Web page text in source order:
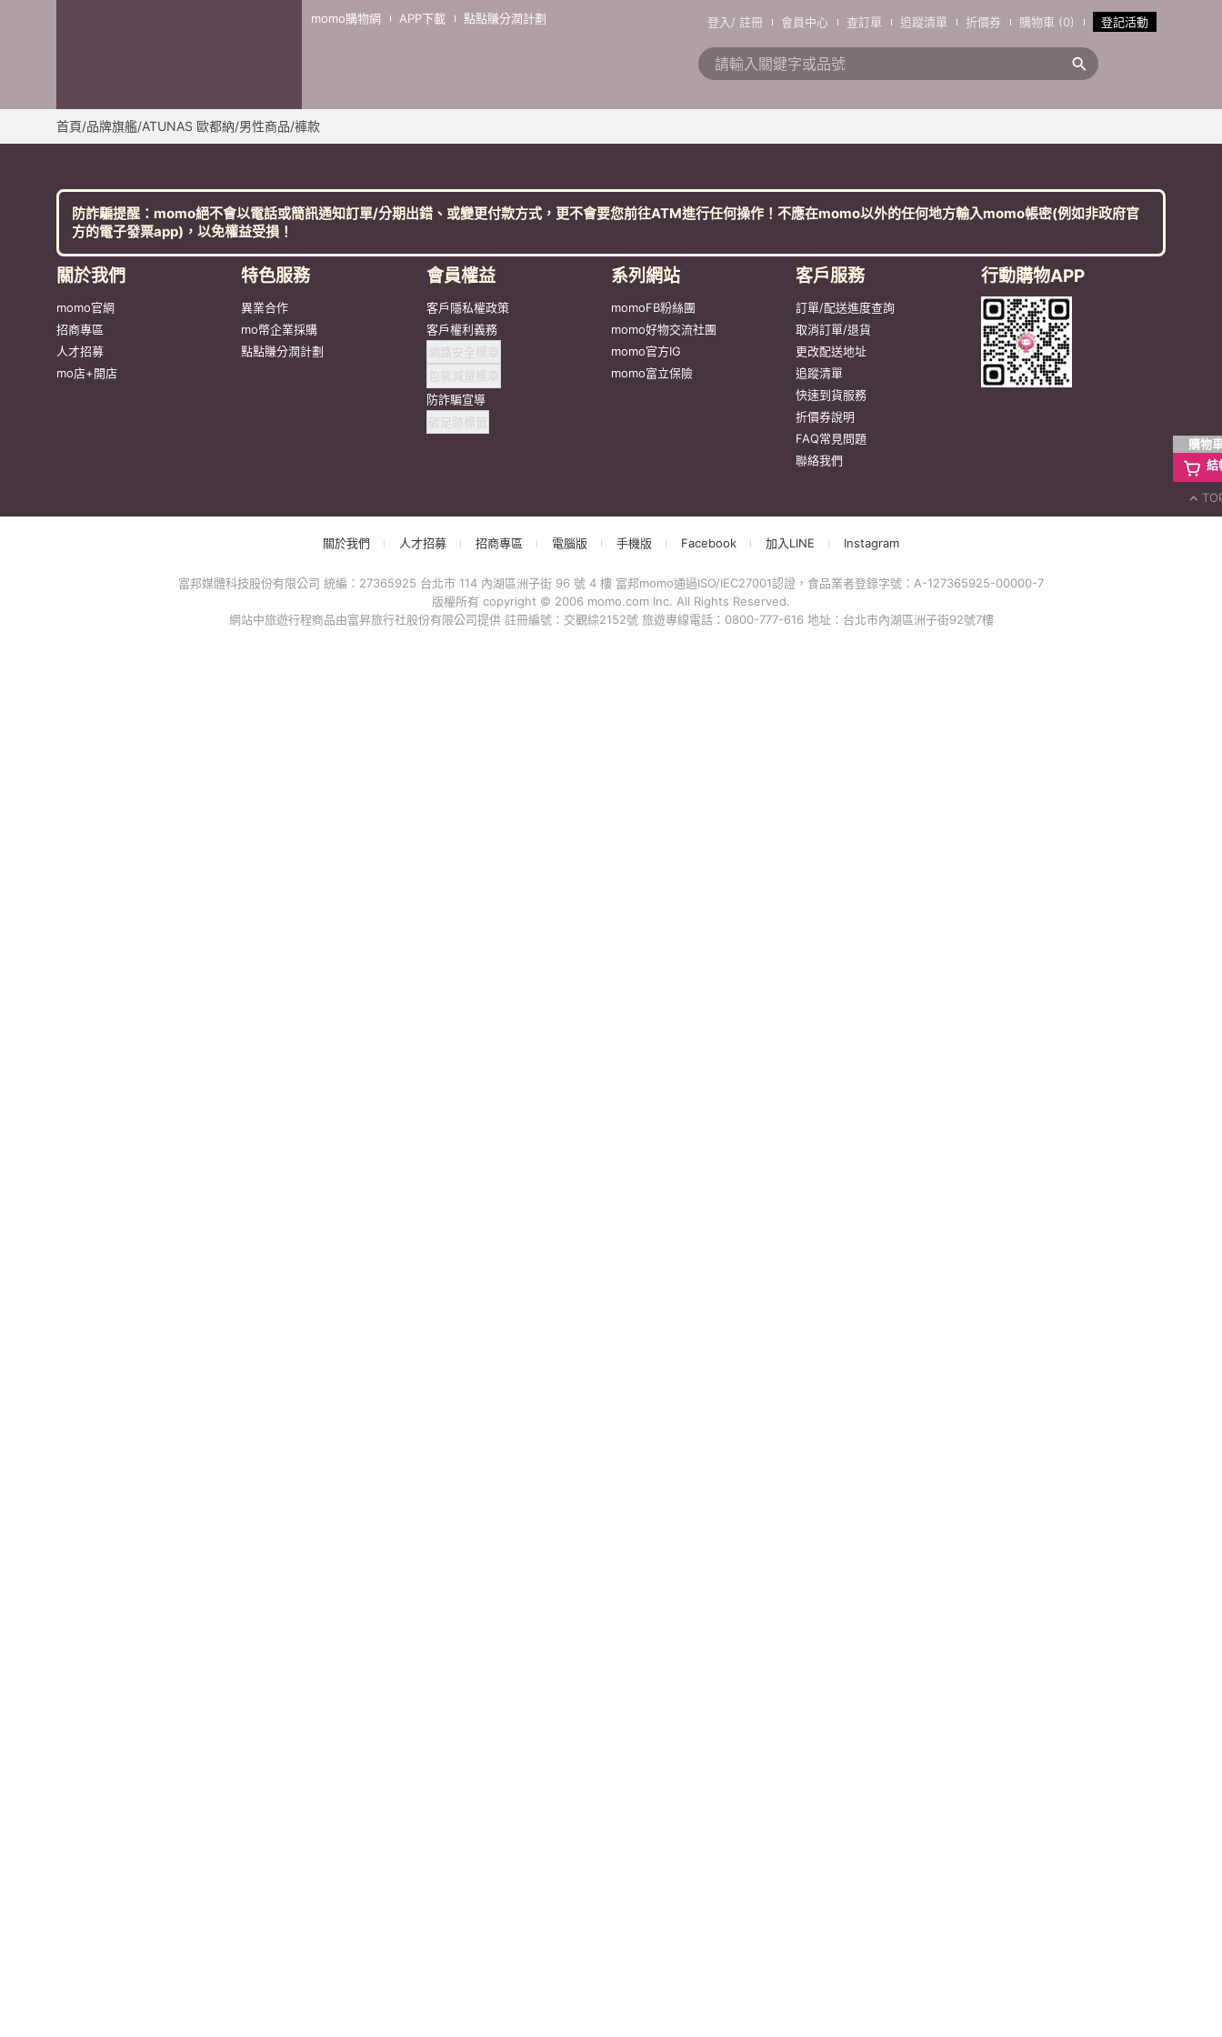
momo購物網 APP下載 點點賺分潤計劃 登入 / 註冊 會員中心 查訂單 追蹤清單 折價券 購物車 (0) 登記活動
首頁/品牌旗艦/ATUNAS 歐都納/男性商品/褲款
購物
結
防詐騙提醒：momo絕不會以電話或簡訊通知訂單/分期出錯、或變更付款方式，更不會要您前往ATM進行任何操作！不應在momo以外的任何地方輸入momo帳密(例如非政府官
方的電子發票app)，以免權益受損！
關於我們
momo官網
招商專區
人才招募
mo店+開店
特色服務
異業合作
mo幣企業採購
點點賺分潤計劃
會員權益
客戶隱私權政策
客戶權利義務
網路安全標章
包裝減量標章
防詐騙宣導
碳足跡標籤
系列網站
momoFB粉絲團
momo好物交流社團
momo官方IG
momo富立保險
客戶服務
訂單/配送進度查詢
取消訂單/退貨
更改配送地址
追蹤清單
快速到貨服務
折價券說明
FAQ常見問題
聯絡我們
行動購物APP
關於我們 人才招募 招商專區 電腦版 手機版 Facebook 加入LINE Instagram
富邦媒體科技股份有限公司 統編：27365925 台北市 114 內湖區洲子街 96 號 4 樓 富邦momo通過ISO/IEC27001認證，食品業者登錄字號：A-127365925-00000-7
版權所有 copyright © 2006 momo.com Inc. All Rights Reserved.
網站中旅遊行程商品由富昇旅行社股份有限公司提供 註冊編號：交觀綜2152號 旅遊專線電話：0800-777-616 地址：台北市內湖區洲子街92號7樓